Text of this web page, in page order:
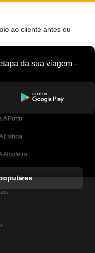
ao cliente antes ou
da sua viagem -
A Porto
Lisboa
Albufeira
Lagos
Madrid